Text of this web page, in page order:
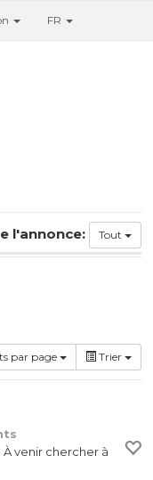
FR
l'annonce: Tout
par page Trier
À venir chercher à